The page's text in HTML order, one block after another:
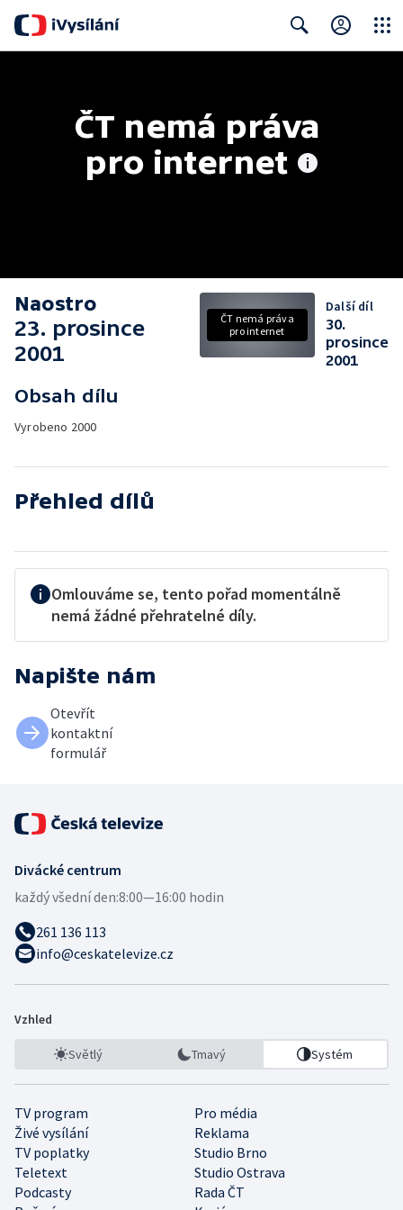
ČT nemá práva
pro internet
Naostro
23. prosince
2001
Obsah dílu
Vyrobeno 2000
ČT nemá práva
pro internet
Další díl
30.
prosince
2001
Přehled dílů
Omlouváme se, tento pořad momentálně
nemá žádné přehratelné díly.
Napište nám
Otevřít
kontaktní
formulář
Divácké centrum
každý všední den:8:00—16:00 hodin
261 136 113
info@ceskatelevize.cz
Vzhled
Světlý Tmavý Systém
TV program
Pro média
Živé vysílání
Reklama
TV poplatky
Studio Brno
Teletext
Studio Ostrava
Podcasty
Rada ČT